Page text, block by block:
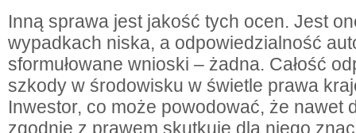
Inną sprawa jest jakość tych ocen. Jest
wypadkach niska, a odpowiedzialność
sformułowane wnioski – żadna. Całość
szkody w środowisku w świetle prawa
Inwestor, co może powodować, że nawet
zgodnie z prawem skutkuje dla niego